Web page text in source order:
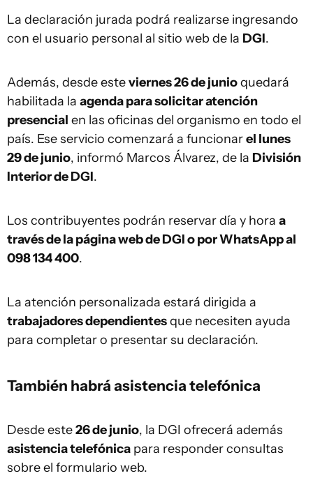
La declaración jurada podrá realizarse ingresando
con el usuario personal al sitio web de la DGI.
Además, desde esteviernes 26 de junioquedará
habilitada la agenda para solicitar atención
presencial en las oficinas del organismo en todo el
país. Ese servicio comenzará a funcionarel lunes
29 de junio, informó Marcos Álvarez, de la División
Interior de DGI.
Los contribuyentes podrán reservar día y hora a
través de la página web de DGI o por WhatsApp al
098 134 400.
La atención personalizada estará dirigida a
trabajadores dependientesque necesiten ayuda
para completar o presentar su declaración.
También habrá asistencia telefónica
Desde este26 de junio, la DGI ofrecerá además
asistencia telefónica para responder consultas
sobre el formulario web.